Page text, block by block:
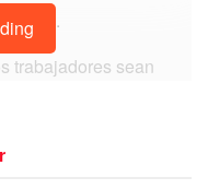
trabajadores sean
y oportuna”,
el acto.